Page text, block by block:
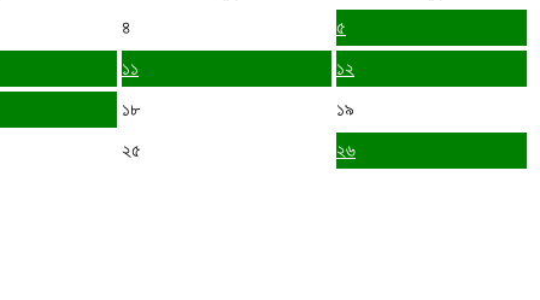
৪
৫
১১
১২
১৮
১৯
২৫
২৬